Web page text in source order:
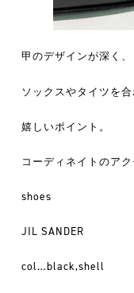
甲のデザインが深く、
ソックスやタイツを
嬉しいポイント。
コーディネイトのア
shoes
JIL SANDER
col…black,shell